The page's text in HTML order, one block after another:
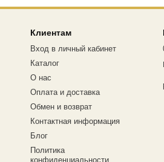
Клиентам
Вход в личный кабинет
Каталог
О нас
Оплата и доставка
Обмен и возврат
Контактная информация
Блог
Политика
конфиденциальности